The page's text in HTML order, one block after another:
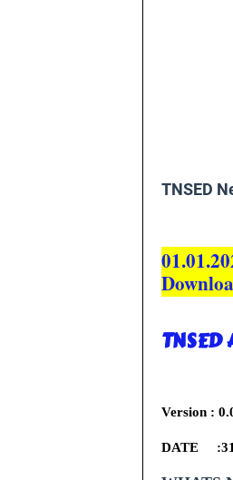
TNSED
Version :
DATE